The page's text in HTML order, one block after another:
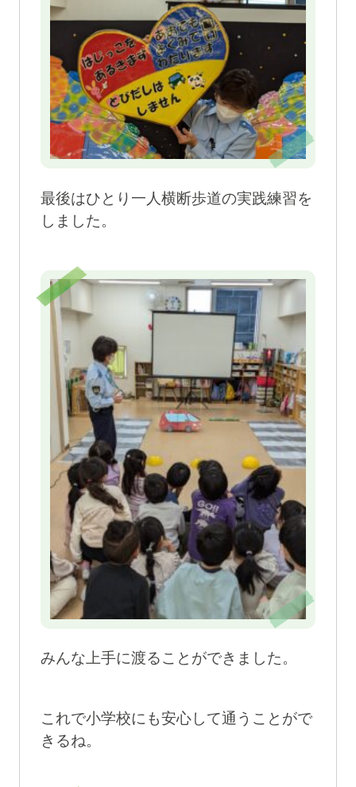
最後はひとり一人横断歩道の実践練習を
しました。
みんな上手に渡ることができました。
これで小学校にも安心して通うことがで
きるね。